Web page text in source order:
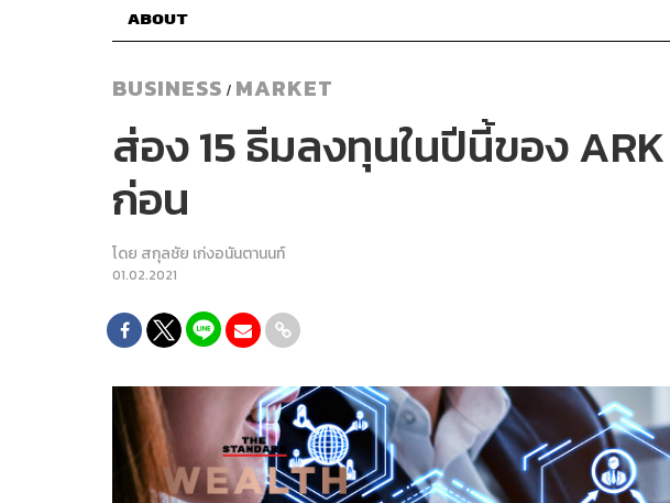
ABOUT
BUSINESS / MARKET
ส่อง 15 ธีมลงทุนในปีนี้ของ
ก่อน
โดย สกุลชัย เก่งอนันตานนท์
01.02.2021